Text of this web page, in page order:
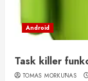
Android
Task killer
TOMAS MORKŪNAS